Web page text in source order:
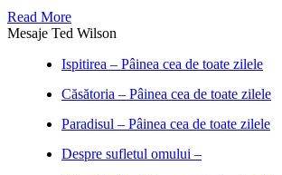
Read More
Mesaje Ted Wilson
Ispitirea – Pâinea cea de toate zilele
Căsătoria – Pâinea cea de toate zilele
Paradisul – Pâinea cea de toate zilele
Despre sufletul omului –